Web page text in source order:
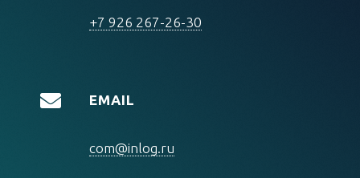
+7 926 267-26-30
EMAIL
com@inlog.ru